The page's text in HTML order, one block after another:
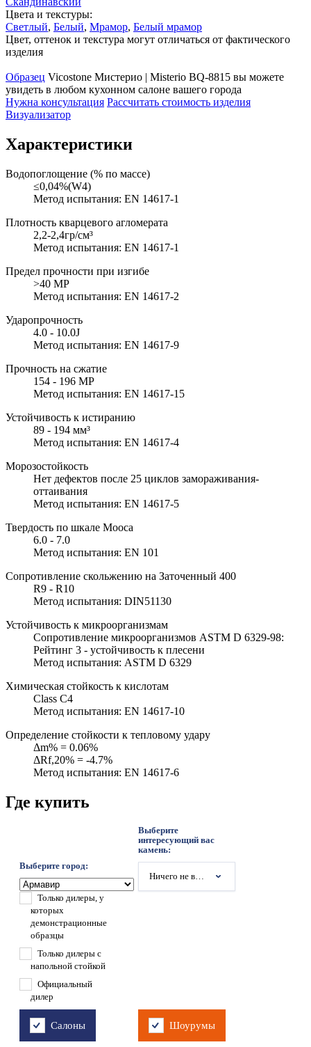
Цвета и текстуры:
Светлый, Белый, Мрамор, Белый мрамор
Цвет, оттенок и текстура могут отличаться от фактического
изделия
Образец Vicostone Мистерио | Misterio BQ-8815 вы можете
увидеть в любом кухонном салоне вашего города
Нужна консультация Рассчитать стоимость изделия
Визуализатор
Характеристики
Водопоглощение (% по массе)
≤0,04%(W4)
Метод испытания: EN 14617-1
Плотность кварцевого агломерата
2,2-2,4гр/см³
Метод испытания: EN 14617-1
Предел прочности при изгибе
>40 MP
Метод испытания: EN 14617-2
Ударопрочность
4.0 - 10.0J
Метод испытания: EN 14617-9
Прочность на сжатие
154 - 196 MP
Метод испытания: EN 14617-15
Устойчивость к истиранию
89 - 194 мм³
Метод испытания: EN 14617-4
Морозостойкость
Нет дефектов после 25 циклов замораживания-
оттаивания
Метод испытания: EN 14617-5
Твердость по шкале Мооса
6.0 - 7.0
Метод испытания: EN 101
Сопротивление скольжению на Заточенный 400
R9 - R10
Метод испытания: DIN51130
Устойчивость к микроорганизмам
Сопротивление микроорганизмов ASTM D 6329-98:
Рейтинг 3 - устойчивость к плесени
Метод испытания: ASTM D 6329
Химическая стойкость к кислотам
Class C4
Метод испытания: EN 14617-10
Определение стойкости к тепловому удару
Δm% = 0.06%
ΔRf,20% = -4.7%
Метод испытания: EN 14617-6
Где купить
Выберите город:
Выберите
интересующий вас
камень:
Ничего не выбрано
Только дилеры, у
которых
демонстрационные
образцы
Только дилеры с
напольной стойкой
Официальный
дилер
Салоны Шоурумы